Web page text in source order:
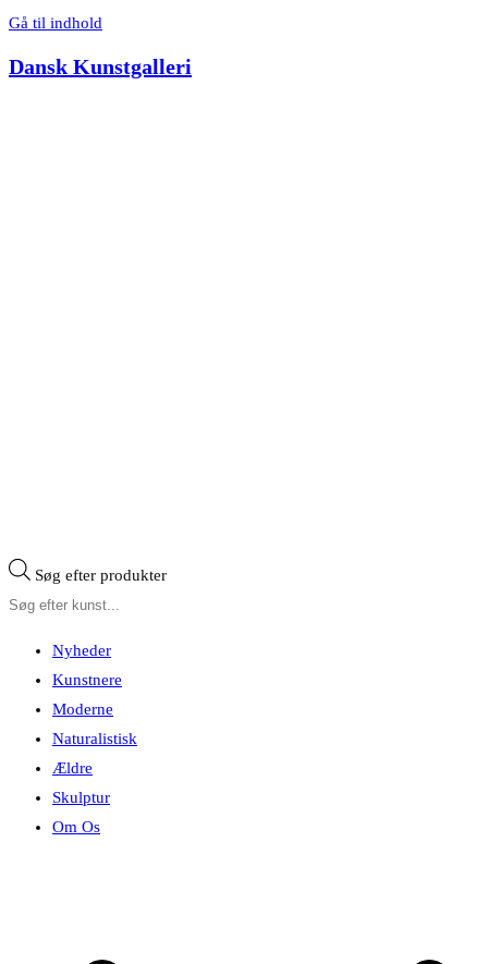
Gå til indhold
Dansk Kunstgalleri
Søg efter produkter
Nyheder
Kunstnere
Moderne
Naturalistisk
Ældre
Skulptur
Om Os